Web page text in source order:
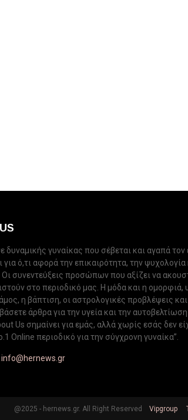
δυναμικής γυναίκας που σέβεται και αγαπά
για ό,τι αφορά την επικαιρότητα, την ψυχολογία
Οι συνεντεύξεις προσώπων που αξίζει να
στο περιοδικό μας. Η μόδα και η ομορφιά,
η βάπτιση, οι αστρολογικές προβλέψεις και
άρθρα για την υγεία και την
Us σημαίνει για εμάς, αλλά χωρίς εσάς δεν
Online περιοδικό για την σύγχρονη γυναίκα”.
info@hernews.gr
@2025 - hernews.gr. All Right Reserved Vipgroup